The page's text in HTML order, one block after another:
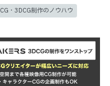
CG・3DCG制作のノウハウ